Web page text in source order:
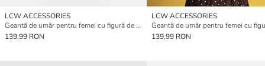
LCW ACCESSORIES
Geantă de umăr pentru femei cu figură de cal
139,99 RON
LCW ACCESSORIES
139,99 RON